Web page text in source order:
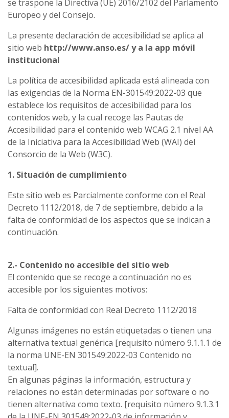
se traspone la Directiva (UE) 2016/2102 del Parlamento
Europeo y del Consejo.
La presente declaración de accesibilidad se aplica al
sitio web http://www.anso.es/ y a la app móvil
institucional
La política de accesibilidad aplicada está alineada con
las exigencias de la Norma EN-301549:2022-03 que
establece los requisitos de accesibilidad para los
contenidos web, y la cual recoge las Pautas de
Accesibilidad para el contenido web WCAG 2.1 nivel AA
de la Iniciativa para la Accesibilidad Web (WAI) del
Consorcio de la Web (W3C).
1. Situación de cumplimiento
Este sitio web es Parcialmente conforme con el Real
Decreto 1112/2018, de 7 de septiembre, debido a la
falta de conformidad de los aspectos que se indican a
continuación.
2.- Contenido no accesible del sitio web
El contenido que se recoge a continuación no es
accesible por los siguientes motivos:
Falta de conformidad con Real Decreto 1112/2018
Algunas imágenes no están etiquetadas o tienen una
alternativa textual genérica [requisito número 9.1.1.1 de
la norma UNE-EN 301549:2022-03 Contenido no
textual].
En algunas páginas la información, estructura y
relaciones no están determinadas por software o no
tienen alternativa como texto. [requisito número 9.1.3.1